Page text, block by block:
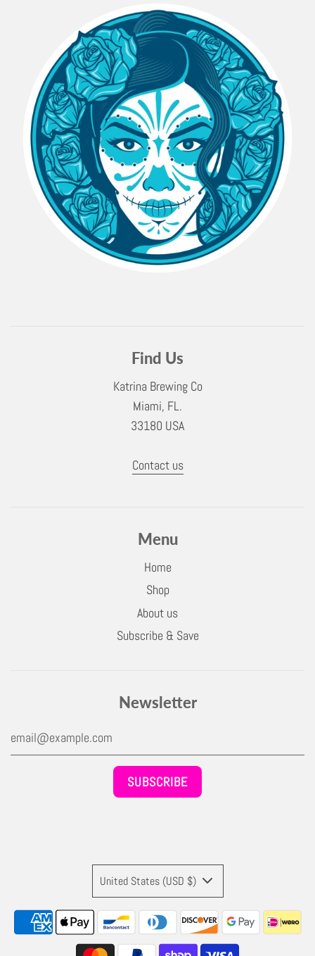
Find Us
Katrina Brewing Co
Miami, FL.
33180 USA
Contact us
Menu
Home
Shop
About us
Subscribe & Save
Newsletter
United States (USD $)